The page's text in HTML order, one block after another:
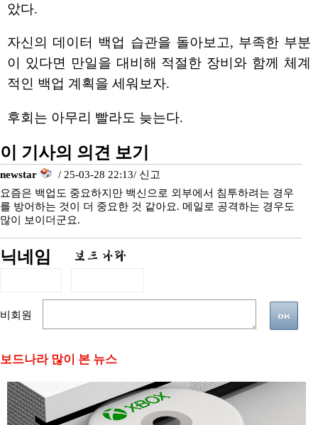
았다.
자신의 데이터 백업 습관을 돌아보고, 부족한 부분
이 있다면 만일을 대비해 적절한 장비와 함께 체계
적인 백업 계획을 세워보자.
후회는 아무리 빨라도 늦는다.
이 기사의 의견 보기
newstar / 25-03-28 22:13/ 신고
요즘은 백업도 중요하지만 백신으로 외부에서 침투하려는 경우
를 방어하는 것이 더 중요한 것 같아요. 메일로 공격하는 경우도
많이 보이더군요.
닉네임
비회원
보드나라 많이 본 뉴스